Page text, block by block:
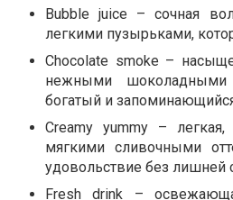
Bubble juice – сочная
легкими пузырьками,
Chocolate smoke –
нежными шоколадными
богатый и
Creamy yummy –
мягкими сливочными
удовольствие без лишней
Fresh drink –